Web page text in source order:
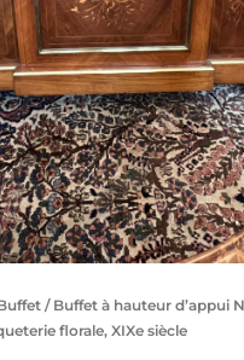
/ Buffet à hauteur d’appui
florale, XIXe siècle